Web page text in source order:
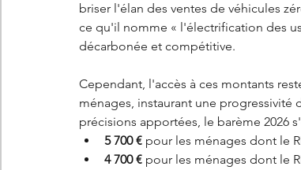
briser l'élan des ventes de véhicules
ce qu'il nomme « l'électrification des
décarbonée et compétitive.
Cependant, l'accès à ces montants
ménages, instaurant une progressivité
précisions apportées, le barème 2026
5 700 € pour les ménages dont le
4 700 € pour les ménages dont le